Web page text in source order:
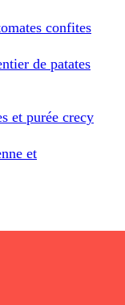
confites
de patates
et purée crecy
et